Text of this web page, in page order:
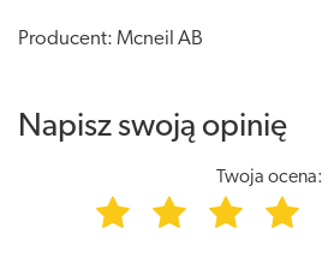
Producent: Mcneil AB
Napisz swoją opinię
Twoja ocena: